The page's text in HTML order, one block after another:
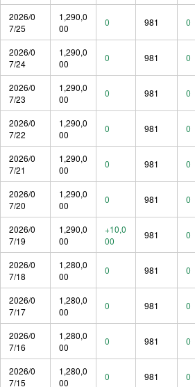
2026/0
7/25
1,290,0
00
0 981 0
2026/0
7/24
1,290,0
00
0 981 0
2026/0
7/23
1,290,0
00
0 981 0
2026/0
7/22
1,290,0
00
0 981 0
2026/0
7/21
1,290,0
00
0 981 0
2026/0
7/20
1,290,0
00
0 981 0
2026/0
7/19
1,290,0
00
+10,0
00
981 0
2026/0
7/18
1,280,0
00
0 981 0
2026/0
7/17
1,280,0
00
0 981 0
2026/0
7/16
1,280,0
00
0 981 0
2026/0
7/15
1,280,0
00
0 981 0